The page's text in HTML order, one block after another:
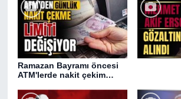
Ramazan Bayramı öncesi
ATM'lerde nakit çekim